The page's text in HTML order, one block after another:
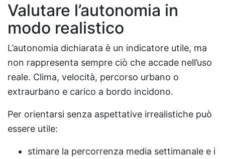
Valutare l’autonomia in
modo realistico
L’autonomia dichiarata è un indicatore utile, ma
non rappresenta sempre ciò che accade nell’uso
reale. Clima, velocità, percorso urbano o
extraurbano e carico a bordo incidono.
Per orientarsi senza aspettative irrealistiche può
essere utile:
stimare la percorrenza media settimanale e i